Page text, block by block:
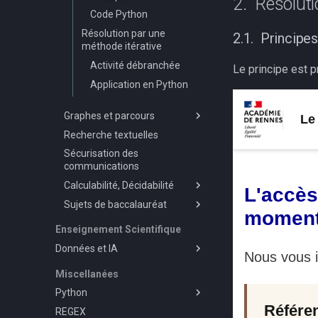
Code Python
Résolution par une
méthode itérative
Activité débranchée
Application en Python
Graphes et parcours
Notion de Graphe
Les graphes en Python
Parcours de Graphes
Recherche textuelles
Sécurisation des
communications
Calculabilité, Décidabilité
Calculabilité
Décidabilité
Sujets de baccalauréat
Épreuves Écrites
2024 Métropole J1
Enseignement Scientifique
Données et IA
Histoire
Stockage des données : TP
TP Apprentissage Supervisé
Miscellanées
Python
Le langage
REGEX
Principes
Le principe est